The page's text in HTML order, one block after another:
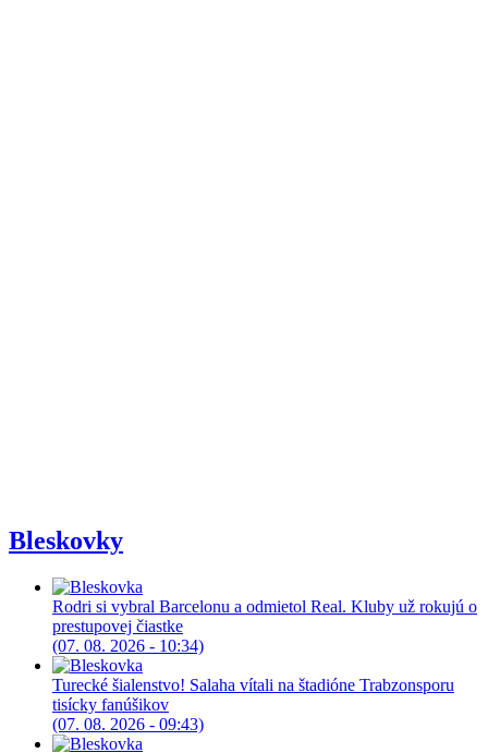
Bleskovky
Rodri si vybral Barcelonu a odmietol Real. Kluby už rokujú o
prestupovej čiastke
(07. 08. 2026 - 10:34)
Turecké šialenstvo! Salaha vítali na štadióne Trabzonsporu
tisícky fanúšikov
(07. 08. 2026 - 09:43)